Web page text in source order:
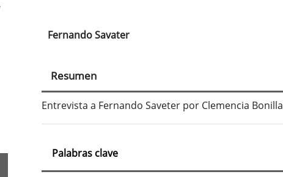
Contenido
principal
del
artículo
Fernando Savater
Resumen
Entrevista a Fernando Saveter por Clemencia Bonilla
Palabras clave